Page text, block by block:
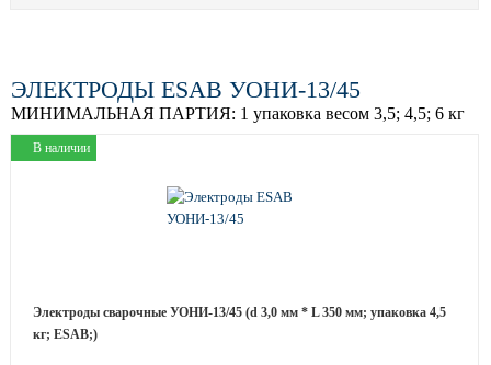
ЭЛЕКТРОДЫ ESAB УОНИ-13/45
МИНИМАЛЬНАЯ ПАРТИЯ: 1 упаковка весом 3,5; 4,5; 6 кг
В наличии
Электроды сварочные УОНИ-13/45 (d 3,0 мм * L 350 мм; упаковка 4,5
кг; ESAB;)